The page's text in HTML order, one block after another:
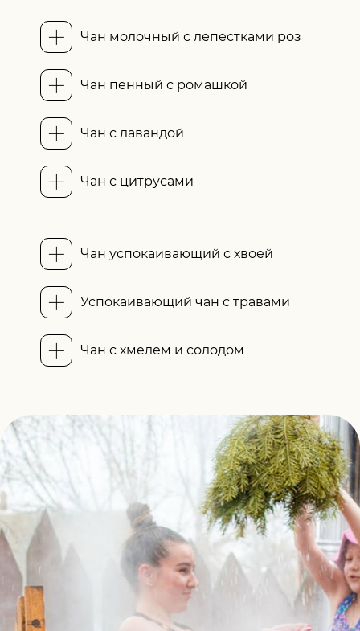
Чан молочный с лепестками роз
Чан пенный с ромашкой
Чан с лавандой
Чан с цитрусами
Чан успокаивающий с хвоей
Успокаивающий чан с травами
Чан с хмелем и солодом